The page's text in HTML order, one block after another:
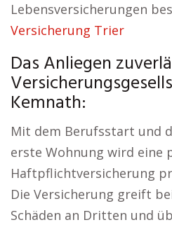
Lebensversicherungen
Versicherung Trier
Das Anliegen
Kemnath:
Mit dem Berufsstart und
erste Wohnung wird eine
Haftpflichtversicherung
Die Versicherung greift
Schäden an Dritten und